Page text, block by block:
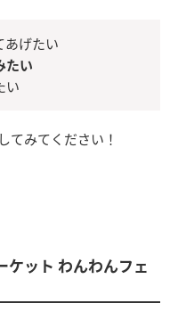
あげたい
たい
い
てみてください！
ケット わんわんフェ